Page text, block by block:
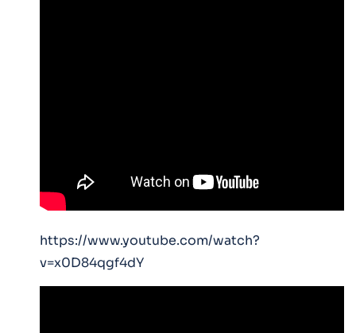
https://www.youtube.com/watch?
v=x0D84qgf4dY